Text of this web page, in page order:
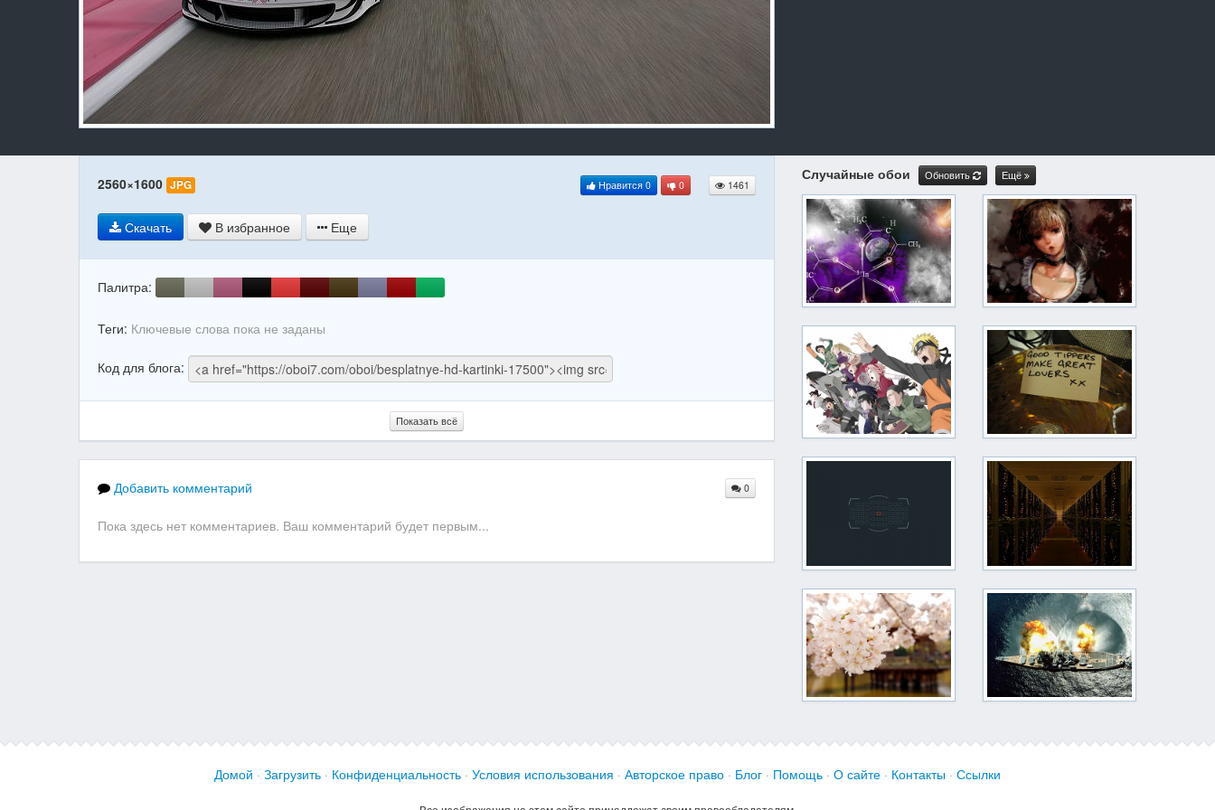
2560×1600 JPG Нравится 0 0 1461
Скачать В избранное Еще
Палитра:
Теги: Ключевые слова пока не заданы
Код для блога:
Показать всё
Добавить комментарий 0
Пока здесь нет комментариев. Ваш комментарий будет первым...
Случайные обои Обновить Ещё
Домой · Загрузить · Конфиденциальность · Условия использования · Авторское право · Блог · Помощь · О сайте · Контакты · Ссылки